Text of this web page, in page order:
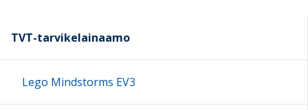
12:00
TVT-tarvikelainaamo
Lego Mindstorms EV3